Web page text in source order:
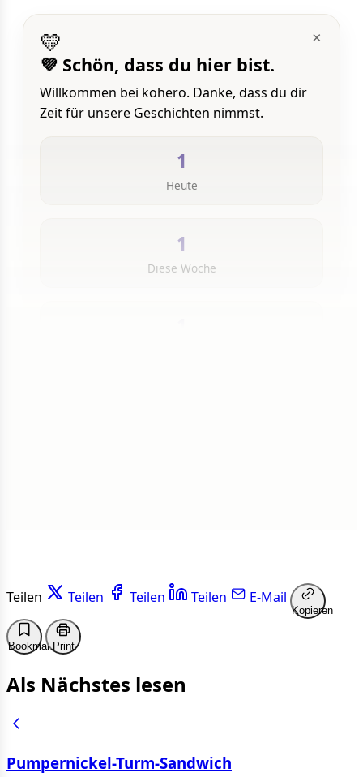
×
💛
💜 Schön, dass du hier bist.
Willkommen bei kohero. Danke, dass du dir
Zeit für unsere Geschichten nimmst.
1
Heute
1
Diese Woche
Teilen Teilen Teilen Teilen E-Mail
Kopieren
BookmarkPrint
Als Nächstes lesen
Pumpernickel-Turm-Sandwich